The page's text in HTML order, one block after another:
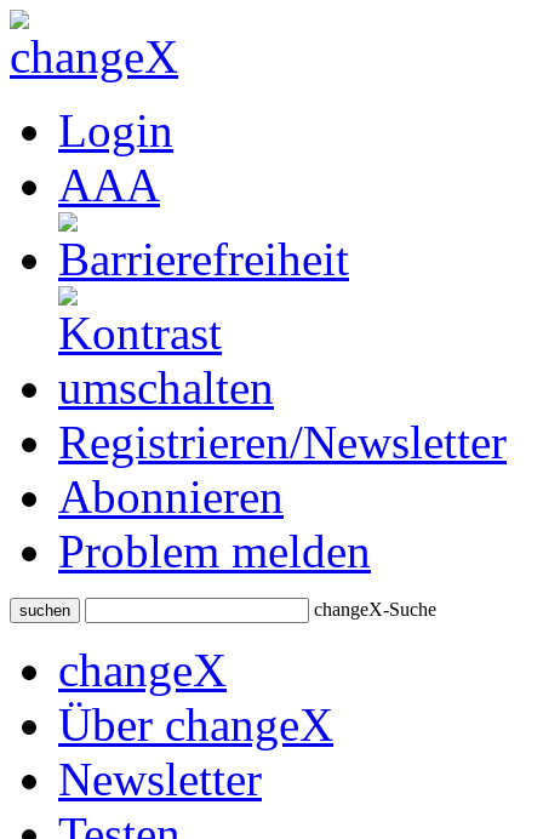
Login
AAA
Registrieren/Newsletter
Abonnieren
Problem melden
suchen changeX-Suche
changeX
Über changeX
Newsletter